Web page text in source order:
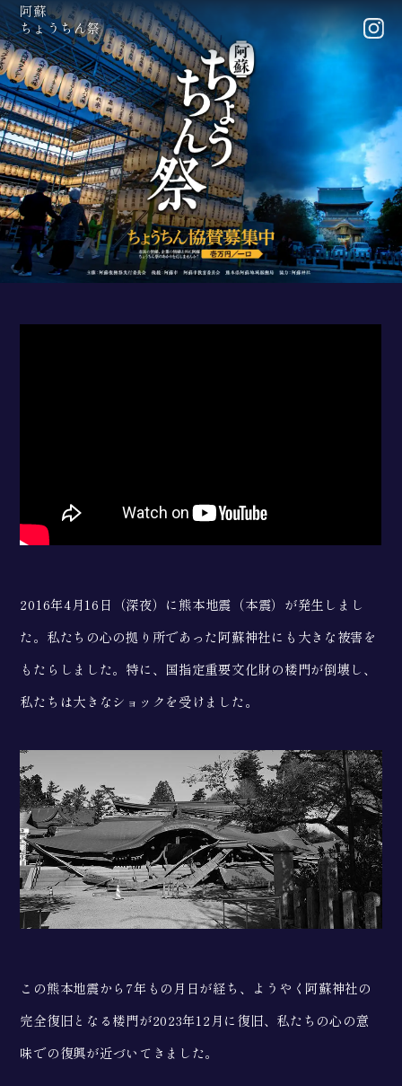
阿蘇
ちょうちん祭
2016年4月16日（深夜）に熊本地震（本震）が発生しまし
た。私たちの心の拠り所であった阿蘇神社にも大きな被害を
もたらしました。特に、国指定重要文化財の楼門が倒壊し、
私たちは大きなショックを受けました。
この熊本地震から7年もの月日が経ち、ようやく阿蘇神社の
完全復旧となる楼門が2023年12月に復旧、私たちの心の意
味での復興が近づいてきました。